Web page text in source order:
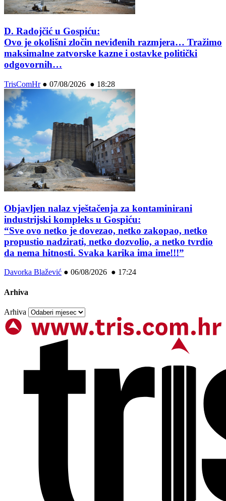
D. Radojčić u Gospiću:
Ovo je okolišni zločin neviđenih razmjera… Tražimo
maksimalne zatvorske kazne i ostavke politički
odgovornih…
TrisComHr● 07/08/2026 ● 18:28
Objavljen nalaz vještačenja za kontaminirani
industrijski kompleks u Gospiću:
“Sve ovo netko je dovezao, netko zakopao, netko
propustio nadzirati, netko dozvolio, a netko tvrdio
da nema hitnosti. Svaka karika ima ime!!!”
Davorka Blažević ● 06/08/2026 ● 17:24
Arhiva
Arhiva